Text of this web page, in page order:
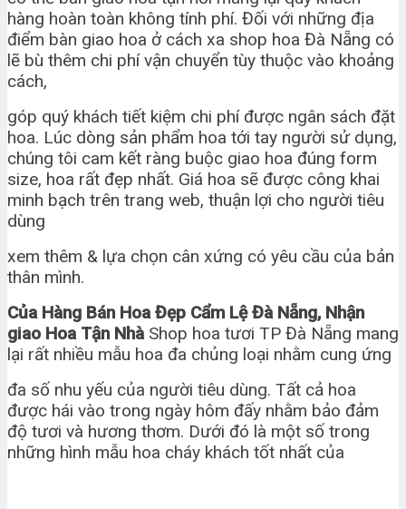
hàng hoàn toàn không tính phí. Đối với những địa
điểm bàn giao hoa ở cách xa shop hoa Đà Nẵng có
lẽ bù thêm chi phí vận chuyển tùy thuộc vào khoảng
cách,
góp quý khách tiết kiệm chi phí được ngân sách đặt
hoa. Lúc dòng sản phẩm hoa tới tay người sử dụng,
chúng tôi cam kết ràng buộc giao hoa đúng form
size, hoa rất đẹp nhất. Giá hoa sẽ được công khai
minh bạch trên trang web, thuận lợi cho người tiêu
dùng
xem thêm & lựa chọn cân xứng có yêu cầu của bản
thân mình.
Của Hàng Bán Hoa Đẹp Cẩm Lệ Đà Nẵng, Nhận
giao Hoa Tận Nhà Shop hoa tươi TP Đà Nẵng mang
lại rất nhiều mẫu hoa đa chủng loại nhằm cung ứng
đa số nhu yếu của người tiêu dùng. Tất cả hoa
được hái vào trong ngày hôm đấy nhằm bảo đảm
độ tươi và hương thơm. Dưới đó là một số trong
những hình mẫu hoa cháy khách tốt nhất của